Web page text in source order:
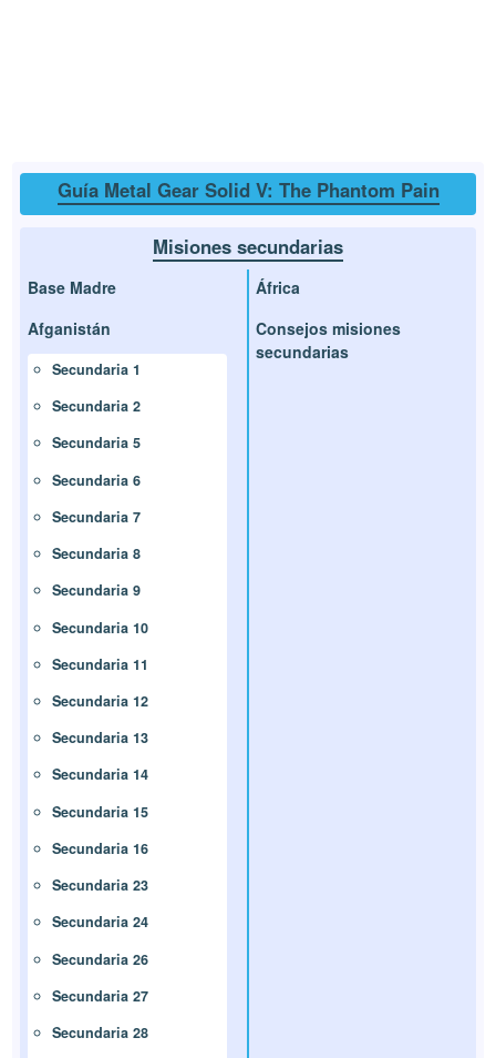
Guía Metal Gear Solid V: The Phantom Pain
Misiones secundarias
Base Madre
Afganistán
Secundaria 1
Secundaria 2
Secundaria 5
Secundaria 6
Secundaria 7
Secundaria 8
Secundaria 9
Secundaria 10
Secundaria 11
Secundaria 12
Secundaria 13
Secundaria 14
Secundaria 15
Secundaria 16
Secundaria 23
Secundaria 24
Secundaria 26
Secundaria 27
Secundaria 28
África
Consejos misiones
secundarias